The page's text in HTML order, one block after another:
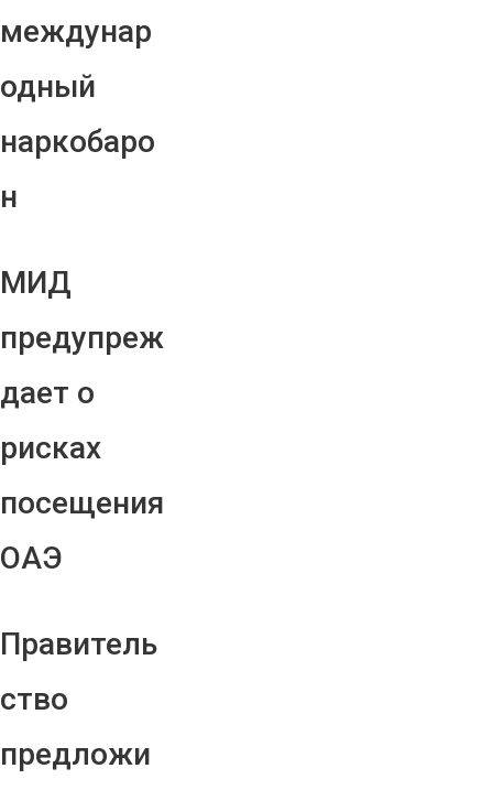
междунар
одный
наркобаро
н
МИД
предупреж
дает о
рисках
посещения
ОАЭ
Правитель
ство
предложи